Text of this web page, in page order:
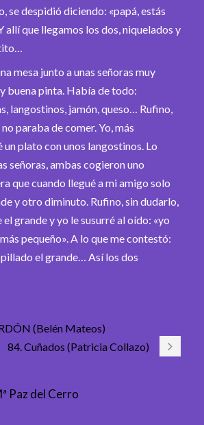
se despidió diciendo: «papá, estás
allí que llegamos los dos, niquelados y
mesa junto a unas señoras muy
buena pinta. Había de todo:
langostinos, jamón, queso… Rufino,
paraba de comer. Yo, más
plato con unos langostinos. Lo
señoras, ambas cogieron uno
que cuando llegué a mi amigo solo
y otro diminuto. Rufino, sin dudarlo,
grande y yo le susurré al oído: «yo
pequeño». A lo que me contestó:
pillado el grande… Así los dos
(Belén Mateos)
84. Cuñados (Patricia Collazo)
Paz del Cerro